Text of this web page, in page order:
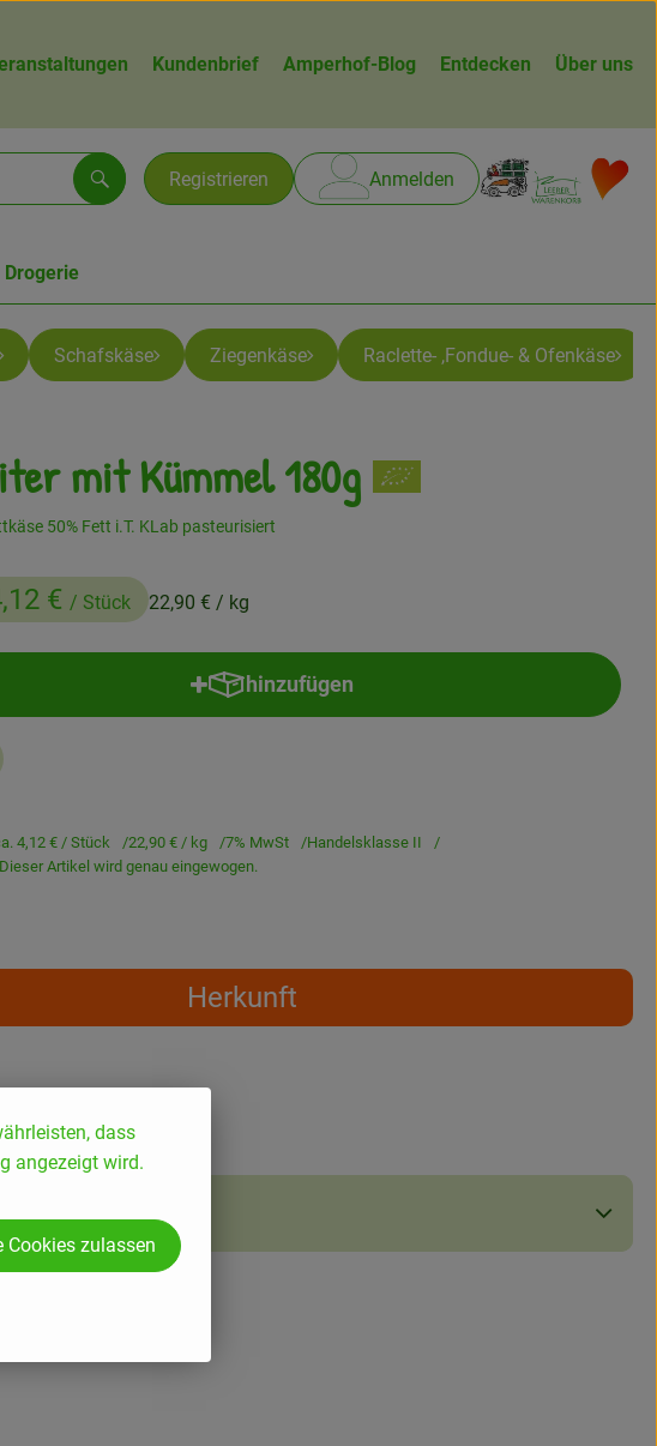
Kundenbrief Amperhof-Blog Entdecken Über uns
Registrieren Anmelden
Suchen
Drogerie
Schafskäse Ziegenkäse Raclette- ,Fondue- & Ofenkäse
mit Kümmel 180g
50% Fett i.T. KLab pasteurisiert
€ / Stück 22,90 € / kg
hinzufügen
hinzufügen
Produkt zum Warenkorb hinzufügen
4,12 € / Stück 22,90 € / kg 7% MwSt
Handelsklasse II
Dieser Artikel wird genau eingewogen.
Herkunft
dass
angezeigt wird.
Cookies zulassen